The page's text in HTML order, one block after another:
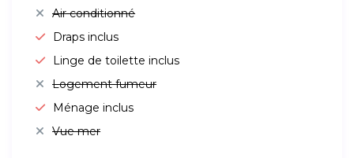
Air conditionné
Draps inclus
Linge de toilette inclus
Logement fumeur
Ménage inclus
Vue mer